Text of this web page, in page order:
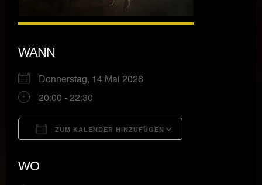
WANN
Donnerstag, 14 Mai 2026
20:00 - 22:30
ZUM KALENDER HINZUFÜGEN
WO